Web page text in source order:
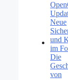
Neue
und
im
Die
von